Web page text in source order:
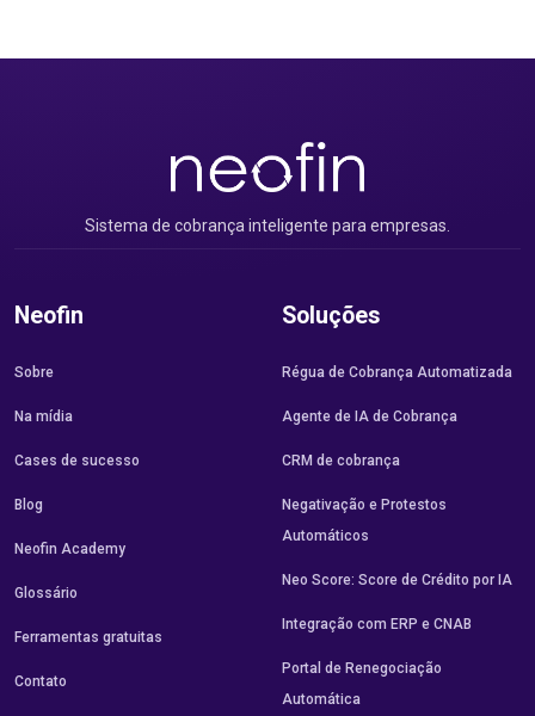
Sistema de cobrança inteligente para empresas.
Neofin
Sobre
Na mídia
Cases de sucesso
Blog
Neofin Academy
Glossário
Ferramentas gratuitas
Contato
Soluções
Régua de Cobrança Automatizada
Agente de IA de Cobrança
CRM de cobrança
Negativação e Protestos
Automáticos
Neo Score: Score de Crédito por IA
Integração com ERP e CNAB
Portal de Renegociação
Automática